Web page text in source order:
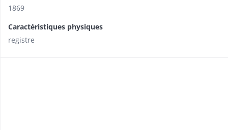
1869
Caractéristiques physiques
registre